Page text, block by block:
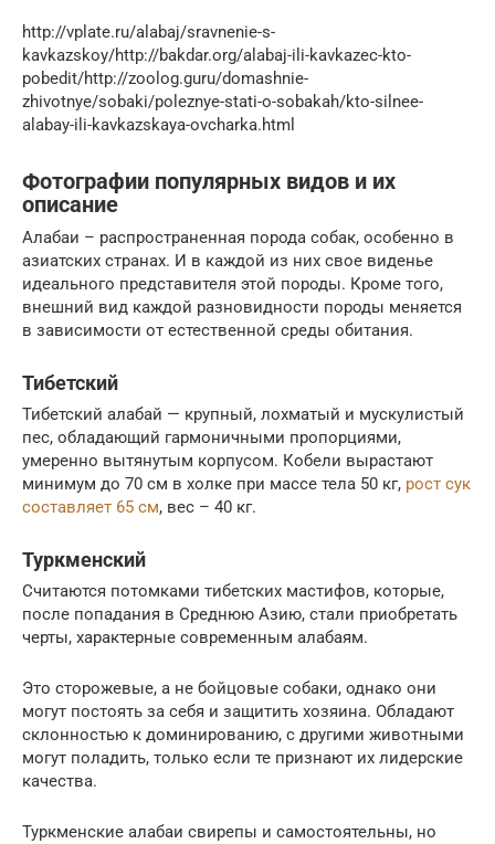
http://vplate.ru/alabaj/sravnenie-s-
kavkazskoy/http://bakdar.org/alabaj-ili-kavkazec-kto-
pobedit/http://zoolog.guru/domashnie-
zhivotnye/sobaki/poleznye-stati-o-sobakah/kto-silnee-
alabay-ili-kavkazskaya-ovcharka.html
Фотографии популярных видов и их
описание
Алабаи – распространенная порода собак, особенно в
азиатских странах. И в каждой из них свое виденье
идеального представителя этой породы. Кроме того,
внешний вид каждой разновидности породы меняется
в зависимости от естественной среды обитания.
Тибетский
Тибетский алабай — крупный, лохматый и мускулистый
пес, обладающий гармоничными пропорциями,
умеренно вытянутым корпусом. Кобели вырастают
минимум до 70 см в холке при массе тела 50 кг, рост сук
составляет 65 см, вес – 40 кг.
Туркменский
Считаются потомками тибетских мастифов, которые,
после попадания в Среднюю Азию, стали приобретать
черты, характерные современным алабаям.
Это сторожевые, а не бойцовые собаки, однако они
могут постоять за себя и защитить хозяина. Обладают
склонностью к доминированию, с другими животными
могут поладить, только если те признают их лидерские
качества.
Туркменские алабаи свирепы и самостоятельны, но